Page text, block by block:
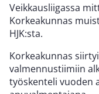
Veikkausliigassa
Korkeakunnas
HJK:sta.
Korkeakunnas
valmennustiimiin
työskenteli vuoden